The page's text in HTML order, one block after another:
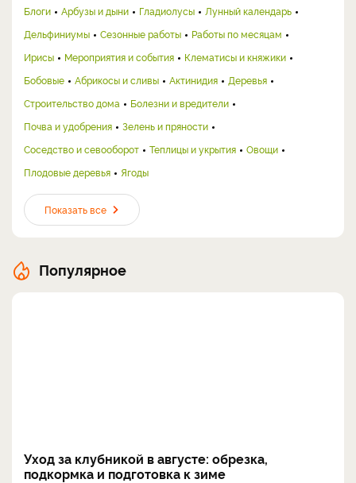
Блоги Арбузы и дыни Гладиолусы
Лунный календарь
Дельфиниумы
Сезонные работы
Работы по месяцам
Ирисы
Мероприятия и события
Клематисы и княжики
Бобовые
Абрикосы и сливы Актинидия
Деревья
Строительство дома
Болезни и вредители
Почва и удобрения
Зелень и пряности
Соседство и севооборот
Теплицы и укрытия
Овощи
Плодовые деревья
Ягоды
Показать все
Популярное
Уход за клубникой в августе: обрезка,
подкормка и подготовка к зиме